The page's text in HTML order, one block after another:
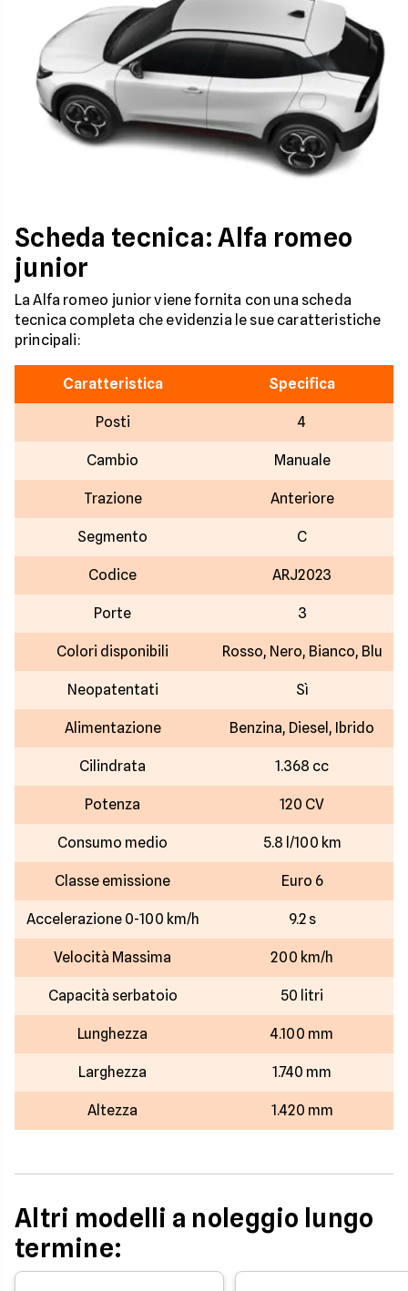
Scheda tecnica: Alfa romeo
junior
La Alfa romeo junior viene fornita con una scheda
tecnica completa che evidenzia le sue caratteristiche
principali:
Caratteristica Specifica
Posti 4
Cambio Manuale
Trazione Anteriore
Segmento C
Codice ARJ2023
Porte 3
Colori disponibili Rosso, Nero, Bianco, Blu
Neopatentati Sì
Alimentazione Benzina, Diesel, Ibrido
Cilindrata 1.368 cc
Potenza 120 CV
Consumo medio 5.8 l/100 km
Classe emissione Euro 6
Accelerazione 0-100 km/h 9.2 s
Velocità Massima 200 km/h
Capacità serbatoio 50 litri
Lunghezza 4.100 mm
Larghezza 1.740 mm
Altezza 1.420 mm
Altri modelli a noleggio lungo
termine: